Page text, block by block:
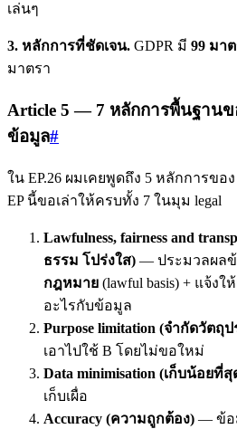
เล่นๆ
3. หลักการที่ชัดเจน. GDPR มี 99 มา
มาตรา
Article 5 — 7 หลักการพื้นฐานข
ข้อมูล#
ใน EP.26 ผมเคยพูดถึง 5 หลักการของ
EP นี้ขอเล่าให้ครบทั้ง 7 ในมุม legal
Lawfulness, fairness and
ธรรม โปร่งใส) — ประมวลผล
กฎหมาย (lawful basis) + แจ้ง
อะไรกับข้อมูล
Purpose limitation (จำกัดวัตถุ
เอาไปใช้ B โดยไม่ขอใหม่
Data minimisation (เก็บน้อยที่สุ
เก็บเผื่อ
Accuracy (ความถูกต้อง) — ข้อ